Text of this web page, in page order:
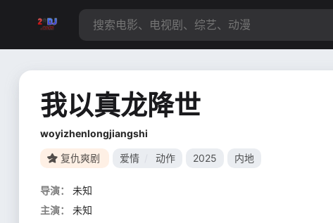
我以真龙降世
woyizhenlongjiangshi
复仇爽剧 爱情 动作 2025 内地
导演：
未知
主演：
未知